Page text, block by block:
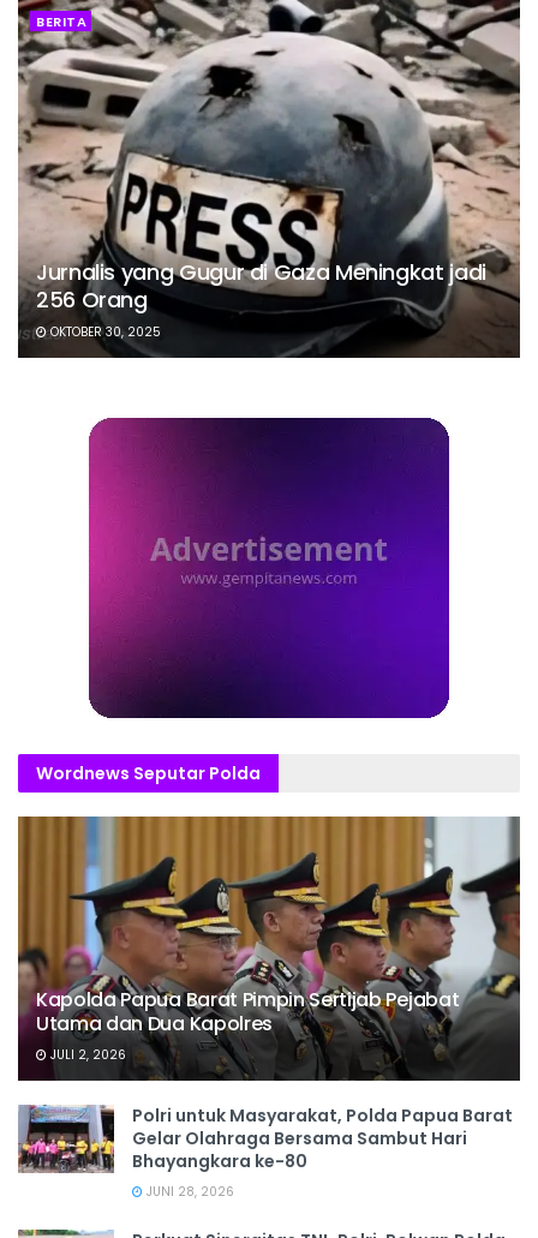
BERITA
Jurnalis yang Gugur di Gaza Meningkat jadi
256 Orang
OKTOBER 30, 2025
Wordnews Seputar Polda
Kapolda Papua Barat Pimpin Sertijab Pejabat
Utama dan Dua Kapolres
JULI 2, 2026
Polri untuk Masyarakat, Polda Papua Barat
Gelar Olahraga Bersama Sambut Hari
Bhayangkara ke-80
JUNI 28, 2026